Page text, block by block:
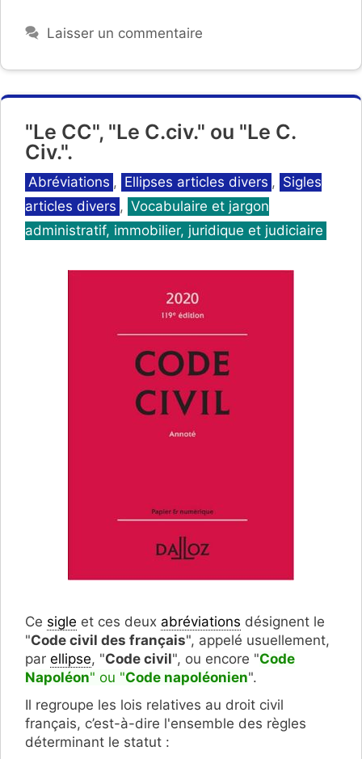
Laisser un commentaire
"Le CC", "Le C.civ." ou "Le C.
Civ.".
Catégories
Abréviations , Ellipses articles divers , Sigles
articles divers , Vocabulaire et jargon
administratif, immobilier, juridique et judiciaire
Ce sigle et ces deux abréviations désignent le
"Code civil des français", appelé usuellement,
par ellipse, "Code civil", ou encore "Code
Napoléon" ou "Code napoléonien".
Il regroupe les lois relatives au droit civil
français, c’est-à-dire l'ensemble des règles
déterminant le statut :